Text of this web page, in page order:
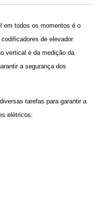
em todos os momentos é o
de elevador
vertical e da medição da
a segurança dos
tarefas para garantir a
elétricos: